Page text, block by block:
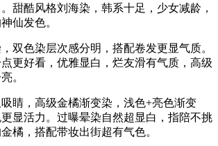
甜酷风格刘海染，韩系十足，少女减龄，
仙发色。
双色染层次感分明，搭配卷发更显气质。
更好看，优雅显白，烂友滑有气质，高级
。
睛，高级金橘渐变染，浅色+亮色渐变
显活力。过曝晕染自然超显白，指陪不挑
橘，搭配带妆出街超有气色。